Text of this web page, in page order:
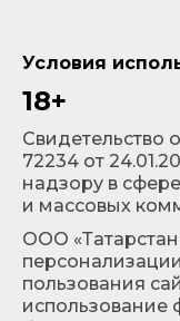
Условия
18+
72234 от
надзору в
и массовых
ООО
пользования
использование